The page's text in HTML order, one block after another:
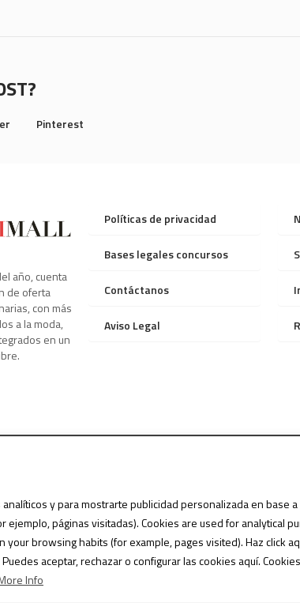
y para mostrarte publicidad personalizada en base
páginas visitadas). Cookies are used for analytical
browsing habits (for example, pages visited). Haz click
aceptar, rechazar o configurar las cookies aquí.
Info
Pinterest
año, cuenta
de oferta
con más
a la moda,
en un
Políticas de privacidad
Bases legales concursos
Contáctanos
Aviso Legal
POLÍTICA DE PRIVACIDAD Y PROTECCIÓN DE DATOS/ SIAM MALL